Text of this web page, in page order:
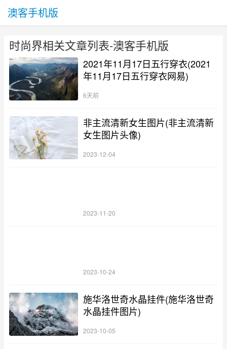
澳客手机版
时尚界相关文章列表-澳客手机版
2021年11月17日五行穿衣(2021
年11月17日五行穿衣网易)
6天前
非主流清新女生图片(非主流清新
女生图片头像)
2023-12-04
2023-11-20
2023-10-24
施华洛世奇水晶挂件(施华洛世奇
水晶挂件图片)
2023-10-05